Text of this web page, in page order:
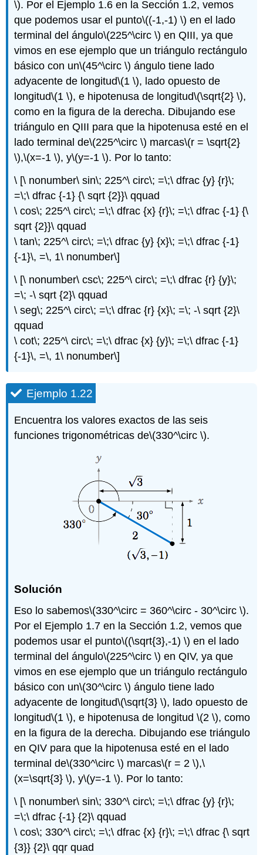
\). Por el Ejemplo 1.6 en la Sección 1.2, vemos
que podemos usar el punto\((-1,-1) \) en el lado
terminal del ángulo\(225^\circ \) en QIII, ya que
vimos en ese ejemplo que un triángulo rectángulo
básico con un\(45^\circ \) ángulo tiene lado
adyacente de longitud\(1 \), lado opuesto de
longitud\(1 \), e hipotenusa de longitud\(\sqrt{2} \),
como en la figura de la derecha. Dibujando ese
triángulo en QIII para que la hipotenusa esté en el
lado terminal de\(225^\circ \) marcas\(r = \sqrt{2}
\),\(x=-1 \), y\(y=-1 \). Por lo tanto:
\ [\ nonumber\ sin\; 225^\ circ\; =\;\ dfrac {y} {r}\;
=\;\ dfrac {-1} {\ sqrt {2}}\ qquad
\ cos\; 225^\ circ\; =\;\ dfrac {x} {r}\; =\;\ dfrac {-1} {\
sqrt {2}}\ qquad
\ tan\; 225^\ circ\; =\;\ dfrac {y} {x}\; =\;\ dfrac {-1}
{-1}\, =\, 1\ nonumber\]
\ [\ nonumber\ csc\; 225^\ circ\; =\;\ dfrac {r} {y}\;
=\; -\ sqrt {2}\ qquad
\ seg\; 225^\ circ\; =\;\ dfrac {r} {x}\; =\; -\ sqrt {2}\
qquad
\ cot\; 225^\ circ\; =\;\ dfrac {x} {y}\; =\;\ dfrac {-1}
{-1}\, =\, 1\ nonumber\]
Ejemplo 1.22
Encuentra los valores exactos de las seis
funciones trigonométricas de\(330^\circ \).
Solución
Eso lo sabemos\(330^\circ = 360^\circ - 30^\circ \).
Por el Ejemplo 1.7 en la Sección 1.2, vemos que
podemos usar el punto\((\sqrt{3},-1) \) en el lado
terminal del ángulo\(225^\circ \) en QIV, ya que
vimos en ese ejemplo que un triángulo rectángulo
básico con un\(30^\circ \) ángulo tiene lado
adyacente de longitud\(\sqrt{3} \), lado opuesto de
longitud\(1 \), e hipotenusa de longitud\(2 \), como
en la figura de la derecha. Dibujando ese triángulo
en QIV para que la hipotenusa esté en el lado
terminal de\(330^\circ \) marcas\(r = 2 \),\
(x=\sqrt{3} \), y\(y=-1 \). Por lo tanto:
\ [\ nonumber\ sin\; 330^\ circ\; =\;\ dfrac {y} {r}\;
=\;\ dfrac {-1} {2}\ qquad
\ cos\; 330^\ circ\; =\;\ dfrac {x} {r}\; =\;\ dfrac {\ sqrt
{3}} {2}\ qqr quad